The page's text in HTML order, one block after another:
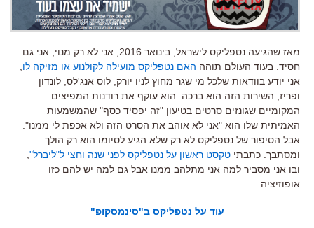
מאז שהגיעה נטפליקס לישראל, בינואר 2016, אני לא רק מנוי, אני גם
חסיד. בעוד העולם תוהה האם נטפליקס מועילה לקולנוע או מזיקה לו
אני יודע בוודאות שלכל מי שגר מחוץ לניו יורק, לוס אנג'לס, לונדון
ופריז, השירות הזה הוא ברכה. הוא עוקף את רודנות המפיצים
המקומיים שגונזים סרטים בטיעון "זה יפסיד כסף" שהמשמעות
האמיתית שלו הוא "אני לא אוהב את הסרט הזה ולא אכפת לי ממנו".
אבל הסיפור של נטפליקס לא רק שלא הגיע לסיומו הוא רק הולך
ומסתבך. כתבתי טקסט ראשון על נטפליקס לפני שנה וחצי ל"ליברל"
ובו אני מסביר למה אני מתלהב ממנו אבל גם למה יש להם כזו
אופוזיציה.
עוד על נטפליקס ב"סינמסקופ"